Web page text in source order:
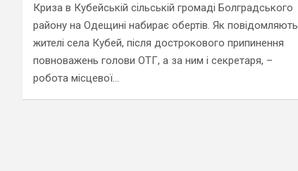
Криза в Кубейській сільській громаді Болградського
району на Одещині набирає обертів. Як повідомляють
жителі села Кубей, після дострокового припинення
повноважень голови ОТГ, а за ним і секретаря, –
робота місцевої…